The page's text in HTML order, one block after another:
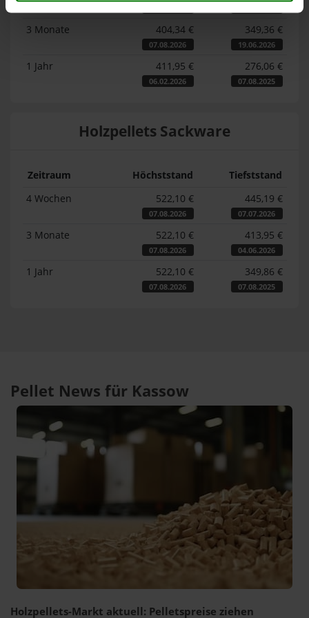
3 Monate 404,34 €
07.08.2026
349,36 €
19.06.2026
1 Jahr 411,95 €
06.02.2026
276,06 €
07.08.2025
Holzpellets Sackware
Zeitraum Höchststand
Tiefststand
4 Wochen
522,10 €
07.08.2026
445,19 €
07.07.2026
3 Monate 522,10 €
07.08.2026
413,95 €
04.06.2026
1 Jahr 522,10 €
07.08.2026
349,86 €
07.08.2025
Pellet News für Kassow
Holzpellets-Markt aktuell: Pelletspreise ziehen